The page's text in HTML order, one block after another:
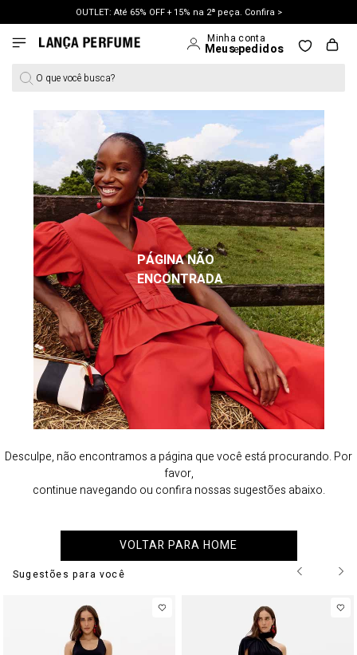
OUTLET: Até 65% OFF + 15% na 2ª peça. Confira >
LANÇAMENTO PRIMAVERA 27. Clique e aproveite.
O que você busca?
PÁGINA NÃO
ENCONTRADA
Desculpe, não encontramos a página que você está procurando. Por
favor,
continue navegando ou confira nossas sugestões abaixo.
VOLTAR PARA HOME
Sugestões para você